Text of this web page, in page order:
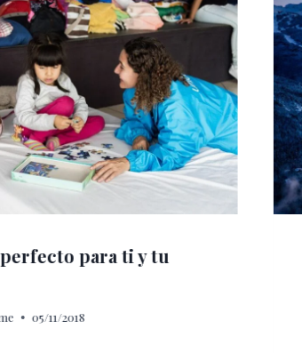
para ti y tu
05/11/2018